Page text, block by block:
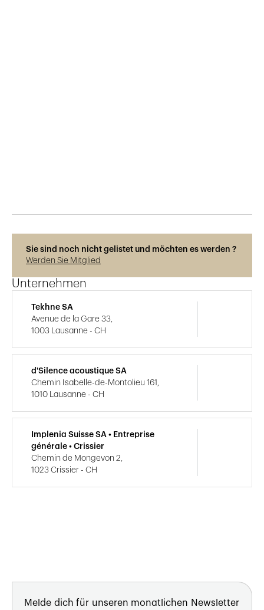
Sie sind noch nicht gelistet und möchten es werden ?
Werden Sie Mitglied
Unternehmen
Tekhne SA
Avenue de la Gare 33,
1003 Lausanne - CH
d'Silence acoustique SA
Chemin Isabelle-de-Montolieu 161,
1010 Lausanne - CH
Implenia Suisse SA • Entreprise
générale • Crissier
Chemin de Mongevon 2,
1023 Crissier - CH
Melde dich für unseren monatlichen Newsletter